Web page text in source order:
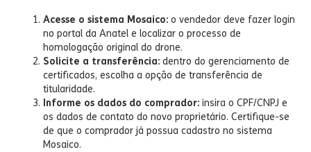
Acesse o sistema Mosaico: o vendedor deve fazer login
no portal da Anatel e localizar o processo de
homologação original do drone.
Solicite a transferência: dentro do gerenciamento de
certificados, escolha a opção de transferência de
titularidade.
Informe os dados do comprador: insira o CPF/CNPJ e
os dados de contato do novo proprietário. Certifique-se
de que o comprador já possua cadastro no sistema
Mosaico.